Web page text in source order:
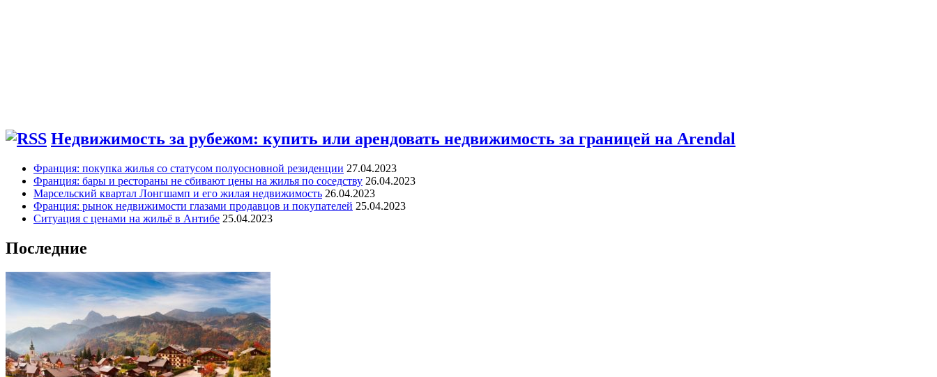
Недвижимость за рубежом: купить или арендовать недвижимость за границей на Arendal
Франция: покупка жилья со статусом полуосновной резиденции 27.04.2023
Франция: бары и рестораны не сбивают цены на жилья по соседству 26.04.2023
Марсельский квартал Лонгшамп и его жилая недвижимость 26.04.2023
Франция: рынок недвижимости глазами продавцов и покупателей 25.04.2023
Ситуация с ценами на жильё в Антибе 25.04.2023
Последние